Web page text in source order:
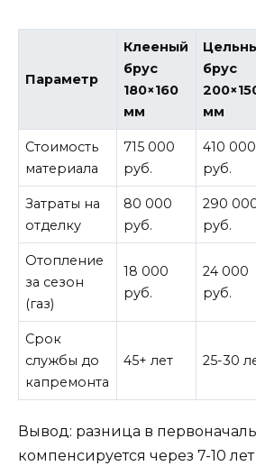
Параметр
Клееный
брус
180×160
мм
брус
мм
Стоимость
материала
715 000
руб.
410 000
руб.
Затраты на
отделку
80 000
руб.
290
руб.
Отопление
за сезон
(газ)
18 000
руб.
24 000
руб.
Срок
службы до
капремонта
45+ лет 25-30
Вывод: разница в
компенсируется через 7-10 лет